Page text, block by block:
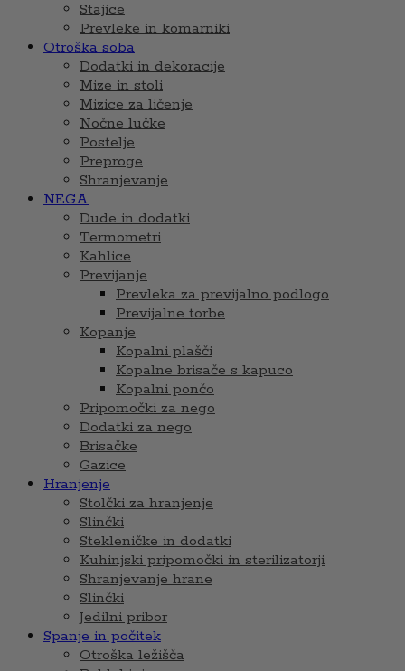
Stajice
Prevleke in komarniki
Otroška soba
Dodatki in dekoracije
Mize in stoli
Mizice za ličenje
Nočne lučke
Postelje
Preproge
Shranjevanje
NEGA
Dude in dodatki
Termometri
Kahlice
Previjanje
Prevleka za previjalno podlogo
Previjalne torbe
Kopanje
Kopalni plašči
Kopalne brisače s kapuco
Kopalni pončo
Pripomočki za nego
Dodatki za nego
Brisačke
Gazice
Hranjenje
Stolčki za hranjenje
Slinčki
Stekleničke in dodatki
Kuhinjski pripomočki in sterilizatorji
Shranjevanje hrane
Slinčki
Jedilni pribor
Spanje in počitek
Otroška ležišča